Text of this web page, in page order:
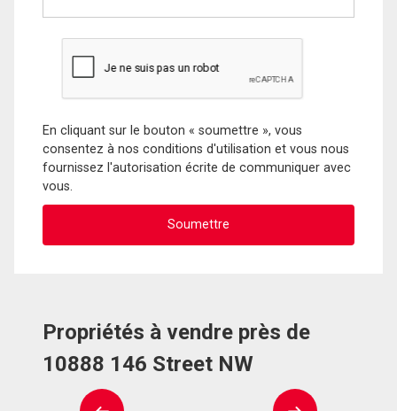
En cliquant sur le bouton « soumettre », vous
consentez à nos conditions d'utilisation et vous nous
fournissez l'autorisation écrite de communiquer avec
vous.
Propriétés à vendre près de
10888 146 Street NW